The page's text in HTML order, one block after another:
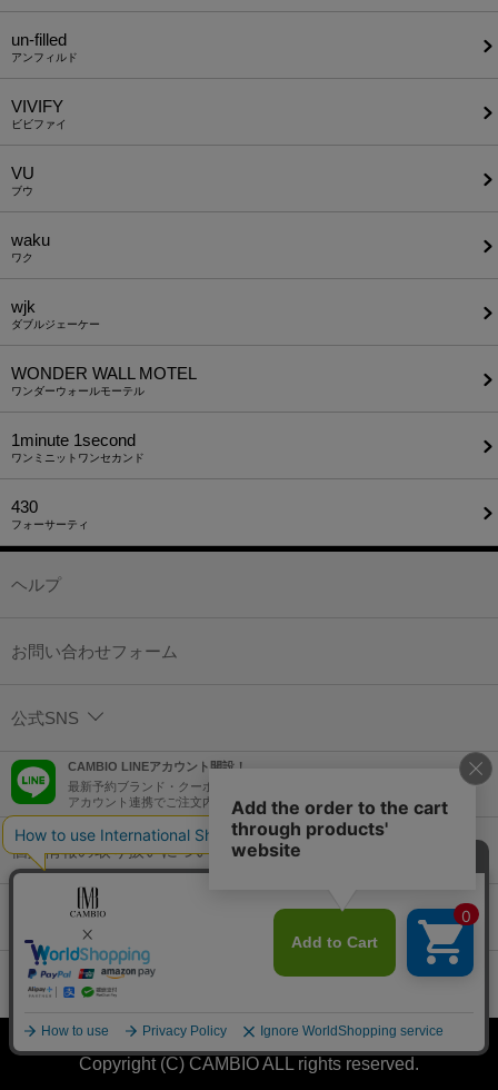
un-filled
アンフィルド
VIVIFY
ビビファイ
VU
ブウ
waku
ワク
wjk
ダブルジェーケー
WONDER WALL MOTEL
ワンダーウォールモーテル
1minute​ 1second
ワンミニットワンセカンド
430
フォーサーティ
ヘルプ
お問い合わせフォーム
公式SNS
CAMBIO LINEアカウント開設！
最新予約ブランド・クーポン情報などを配信！
アカウント連携でご注文内容をLINEでも確認可能！
個人情報の取り扱いについて
特定商取引法に基づく表示
コーポレートサイト
Copyright (C) CAMBIO ALL rights reserved.